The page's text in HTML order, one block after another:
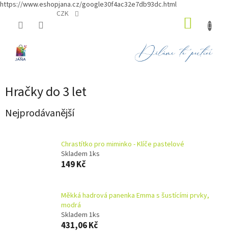
https://www.eshopjana.cz/google30f4ac32e7db93dc.html
CZK
Hračky do 3 let
Nejprodávanější
Chrastítko pro miminko - Klíče pastelové
Skladem 1ks
149 Kč
Měkká hadrová panenka Emma s šustícími prvky,
modrá
Skladem 1ks
431,06 Kč